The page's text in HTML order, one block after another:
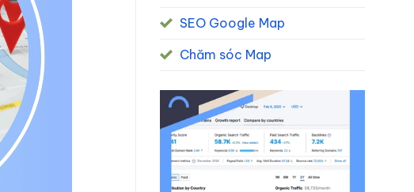
SEO Google Map
Chăm sóc Map